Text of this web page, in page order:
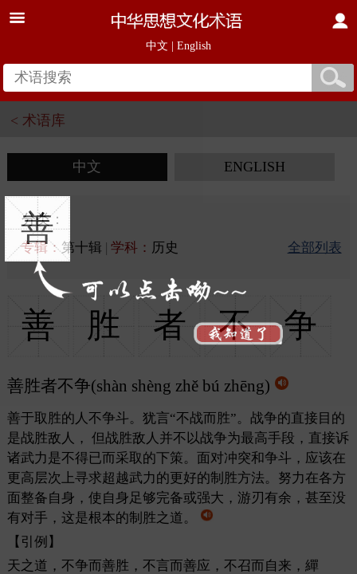
中文 English
善
< 术语库
中文 ENGLISH
分类：
专辑：第十辑 学科： 历史 全部列表
善 胜 者 不 争
善胜者不争(shàn shèng zhě bú zhēng)
善于取胜的人不争斗。犹言“不战而胜”。战争的直接目的
是战胜敌人， 但战胜敌人并不以战争为最高手段，直接诉
诸武力是不得已而采取的下策。面对冲突和争斗，应该在
更高层次上寻求超越武力的更好的制胜方法。努力在各方
面整备自身，使自身足够完备或强大，游刃有余，甚至没
有对手，这是根本的制胜之道。
【引例】
天之道，不争而善胜，不言而善应，不召而自来，繟